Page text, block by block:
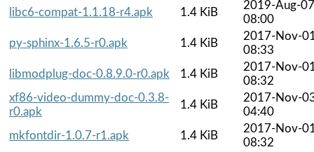
libc6-compat-1.1.18-r4.apk
1.4 KiB
2019-Aug-07
08:00
py-sphinx-1.6.5-r0.apk
1.4 KiB
2017-Nov-
08:33
libmodplug-doc-0.8.9.0-r0.apk
1.4 KiB
2017-Nov-
08:32
xf86-video-dummy-doc-0.3.8-
r0.apk
1.4 KiB
2017-Nov-
04:40
mkfontdir-1.0.7-r1.apk
1.4 KiB
2017-Nov-
08:32